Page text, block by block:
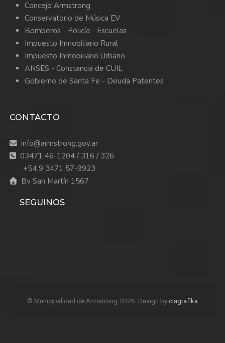
Concejo Armstrong
Conservatorio de Música EV
Bomberos - Policía - Escuelas
Impuesto Inmobiliario Rural
Impuesto Inmobiliario Urbano
ANSES - Constancia de CUIL
Gobierno de Santa Fe - Deuda Patentes
CONTACTO
info@armstrong.gov.ar
03471 46-1204 / 316 / 326
+54 9 3471 57-9923
Bv San Martín 1567
SEGUINOS
© Municipalidad de Armstrong 2026. Design byciagrafika